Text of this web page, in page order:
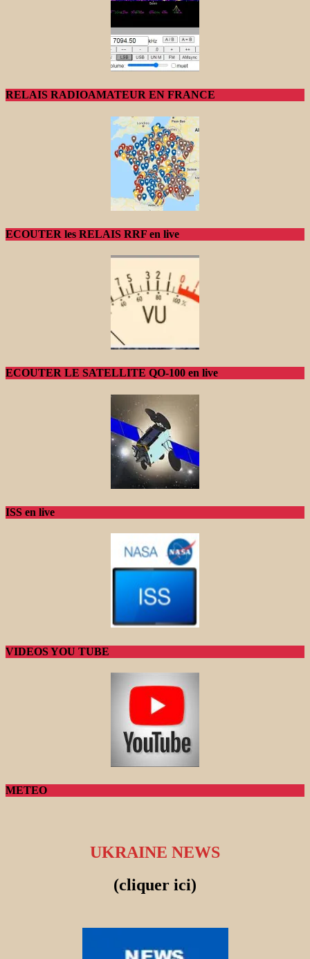
RELAIS RADIOAMATEUR EN FRANCE
ECOUTER les RELAIS RRF en live
ECOUTER LE SATELLITE QO-100 en live
ISS en live
VIDEOS YOU TUBE
METEO
UKRAINE NEWS
(cliquer ici)